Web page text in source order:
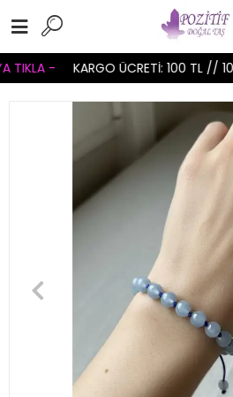
TIKLA - KARGO ÜCRETİ: 100 TL //